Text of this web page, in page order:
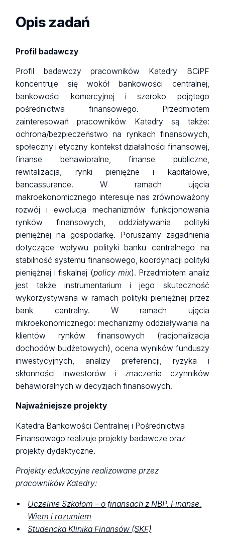
Opis zadań
Profil badawczy
Profil badawczy pracowników Katedry BCiPF
koncentruje się wokół bankowości centralnej,
bankowości komercyjnej i szeroko pojętego
pośrednictwa finansowego. Przedmiotem
zainteresowań pracowników Katedry są także:
ochrona/bezpieczeństwo na rynkach finansowych,
społeczny i etyczny kontekst działalności finansowej,
finanse behawioralne, finanse publiczne,
rewitalizacja, rynki pieniężne i kapitałowe,
bancassurance. W ramach ujęcia
makroekonomicznego interesuje nas zrównoważony
rozwój i ewolucja mechanizmów funkcjonowania
rynków finansowych, oddziaływania polityki
pieniężnej na gospodarkę. Poruszamy zagadnienia
dotyczące wpływu polityki banku centralnego na
stabilność systemu finansowego, koordynacji polityki
pieniężnej i fiskalnej (policy mix). Przedmiotem analiz
jest także instrumentarium i jego skuteczność
wykorzystywana w ramach polityki pieniężnej przez
bank centralny. W ramach ujęcia
mikroekonomicznego: mechanizmy oddziaływania na
klientów rynków finansowych (racjonalizacja
dochodów budżetowych), ocena wyników funduszy
inwestycyjnych, analizy preferencji, ryzyka i
skłonności inwestorów i znaczenie czynników
behawioralnych w decyzjach finansowych.
Najważniejsze projekty
Katedra Bankowości Centralnej i Pośrednictwa
Finansowego realizuje projekty badawcze oraz
projekty dydaktyczne.
Projekty edukacyjne realizowane przez
pracowników Katedry:
Uczelnie Szkołom – o finansach z NBP. Finanse.
Wiem i rozumiem
Studencka Klinika Finansów (SKF)